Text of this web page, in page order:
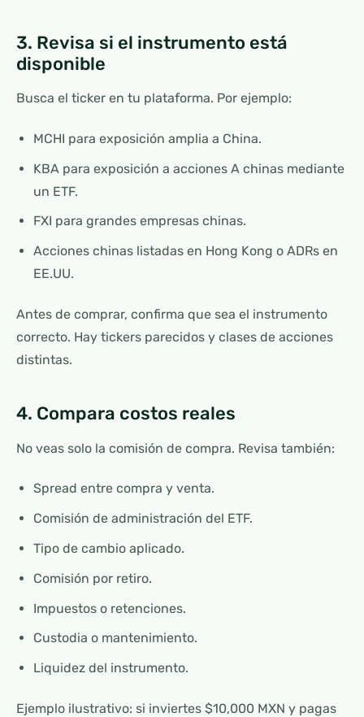
3. Revisa si el instrumento está
disponible
Busca el ticker en tu plataforma. Por ejemplo:
MCHI para exposición amplia a China.
KBA para exposición a acciones A chinas mediante
un ETF.
FXI para grandes empresas chinas.
Acciones chinas listadas en Hong Kong o ADRs en
EE.UU.
Antes de comprar, confirma que sea el instrumento
correcto. Hay tickers parecidos y clases de acciones
distintas.
4. Compara costos reales
No veas solo la comisión de compra. Revisa también:
Spread entre compra y venta.
Comisión de administración del ETF.
Tipo de cambio aplicado.
Comisión por retiro.
Impuestos o retenciones.
Custodia o mantenimiento.
Liquidez del instrumento.
Ejemplo ilustrativo: si inviertes $10,000 MXN y pagas